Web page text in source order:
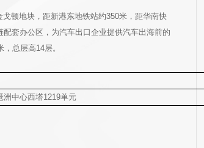
顿地块，距新港东地铁站约350米，距华南快
套办公区，为汽车出口企业提供汽车出海前的
总层高14层。
洲中心西塔1219单元